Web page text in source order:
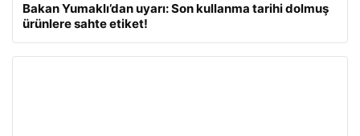
Bakan Yumaklı’dan uyarı: Son kullanma tarihi dolmuş
ürünlere sahte etiket!